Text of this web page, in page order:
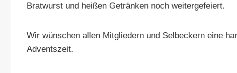
Bratwurst und heißen Getränken noch weitergefeiert.
Wir wünschen allen Mitgliedern und Selbeckern eine
Adventszeit.